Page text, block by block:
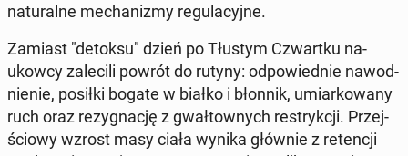
na­tu­ral­ne me­cha­ni­zmy re­gu­la­cyj­ne.
Zamiast "detoksu" dzień po Tłustym Czwart­ku na­
ukow­cy za­le­ci­li powrót do rutyny: od­po­wied­nie na­wod­
nie­nie, posiłki bogate w białko i błonnik, umiar­ko­wa­ny
ruch oraz re­zy­gna­cję z gwał­tow­nych re­stryk­cji. Przej­
ścio­wy wzrost masy ciała wynika głównie z re­ten­cji